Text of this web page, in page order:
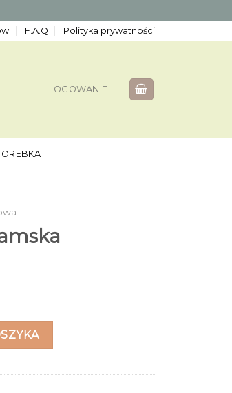
F.A.Q Polityka prywatności
LOGOWANIE